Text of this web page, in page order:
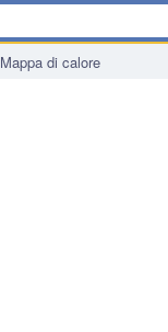
Mappa di calore